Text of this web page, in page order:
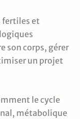
fertiles et
son corps, gérer
un projet
le cycle
métabolique